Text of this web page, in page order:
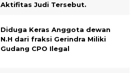
Aktifitas Judi Tersebut.
Diduga Keras Anggota dewan
N.H dari fraksi Gerindra Miliki
Gudang CPO Ilegal